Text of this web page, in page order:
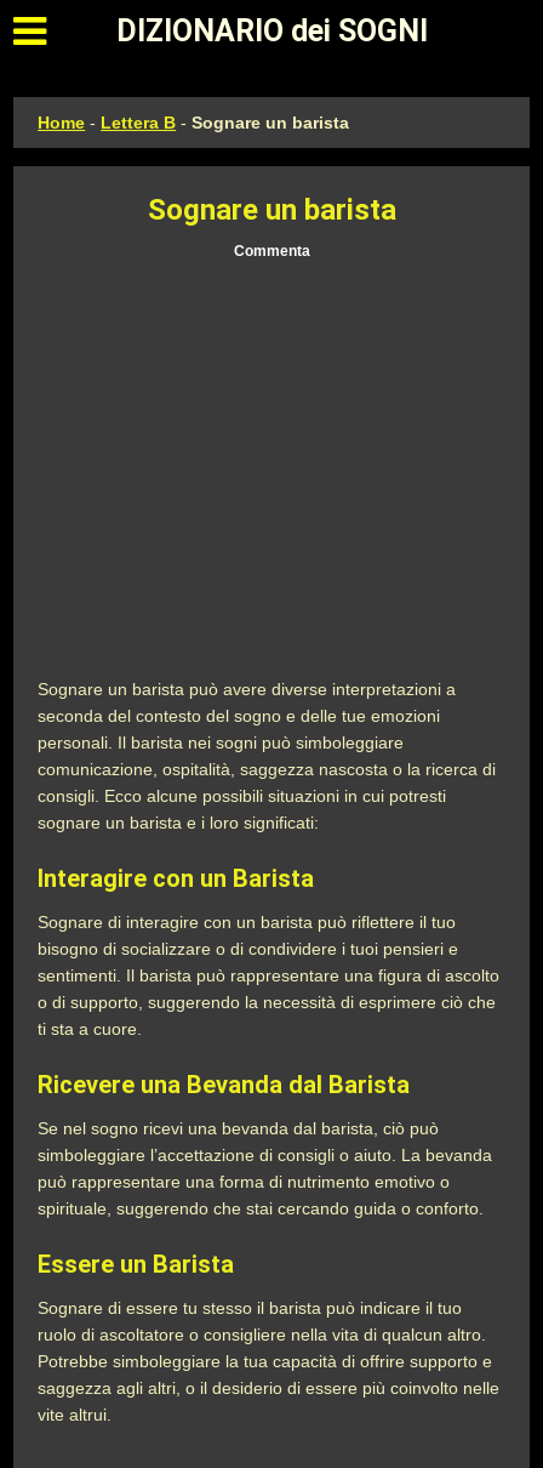
Apri il menu principale
DIZIONARIO dei SOGNI
Home - Lettera B -Sognare un barista
Sognare un barista
Commenta
Sognare un barista può avere diverse interpretazioni a
seconda del contesto del sogno e delle tue emozioni
personali. Il barista nei sogni può simboleggiare
comunicazione, ospitalità, saggezza nascosta o la ricerca di
consigli. Ecco alcune possibili situazioni in cui potresti
sognare un barista e i loro significati:
Interagire con un Barista
Sognare di interagire con un barista può riflettere il tuo
bisogno di socializzare o di condividere i tuoi pensieri e
sentimenti. Il barista può rappresentare una figura di ascolto
o di supporto, suggerendo la necessità di esprimere ciò che
ti sta a cuore.
Ricevere una Bevanda dal Barista
Se nel sogno ricevi una bevanda dal barista, ciò può
simboleggiare l’accettazione di consigli o aiuto. La bevanda
può rappresentare una forma di nutrimento emotivo o
spirituale, suggerendo che stai cercando guida o conforto.
Essere un Barista
Sognare di essere tu stesso il barista può indicare il tuo
ruolo di ascoltatore o consigliere nella vita di qualcun altro.
Potrebbe simboleggiare la tua capacità di offrire supporto e
saggezza agli altri, o il desiderio di essere più coinvolto nelle
vite altrui.